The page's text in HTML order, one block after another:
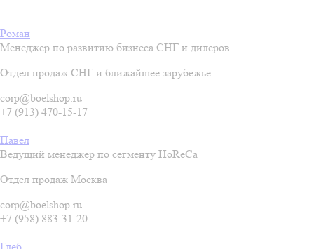
Роман
Менеджер по развитию бизнеса СНГ и дилеров
Отдел продаж СНГ и ближайшее зарубежье
corp@boelshop.ru
+7 (913) 470-15-17
Павел
Ведущий менеджер по сегменту HoReCa
Отдел продаж Москва
corp@boelshop.ru
+7 (958) 883-31-20